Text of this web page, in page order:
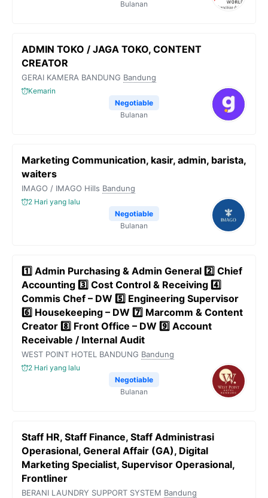
Bulanan
ADMIN TOKO / JAGA TOKO, CONTENT
CREATOR
GERAI KAMERA BANDUNG Bandung
Kemarin
Negotiable
Bulanan
Marketing Communication, kasir, admin, barista,
waiters
IMAGO / IMAGO Hills Bandung
2 Hari yang lalu
Negotiable
Bulanan
1️⃣ Admin Purchasing & Admin General 2️⃣ Chief
Accounting 3️⃣ Cost Control & Receiving 4️⃣
Commis Chef – DW 5️⃣ Engineering Supervisor
6️⃣ Housekeeping – DW 7️⃣ Marcomm & Content
Creator 8️⃣ Front Office – DW 9️⃣ Account
Receivable / Internal Audit
WEST POINT HOTEL BANDUNG Bandung
2 Hari yang lalu
Negotiable
Bulanan
Staff HR, Staff Finance, Staff Administrasi
Operasional, General Affair (GA), Digital
Marketing Specialist, Supervisor Operasional,
Frontliner
BERANI LAUNDRY SUPPORT SYSTEM Bandung